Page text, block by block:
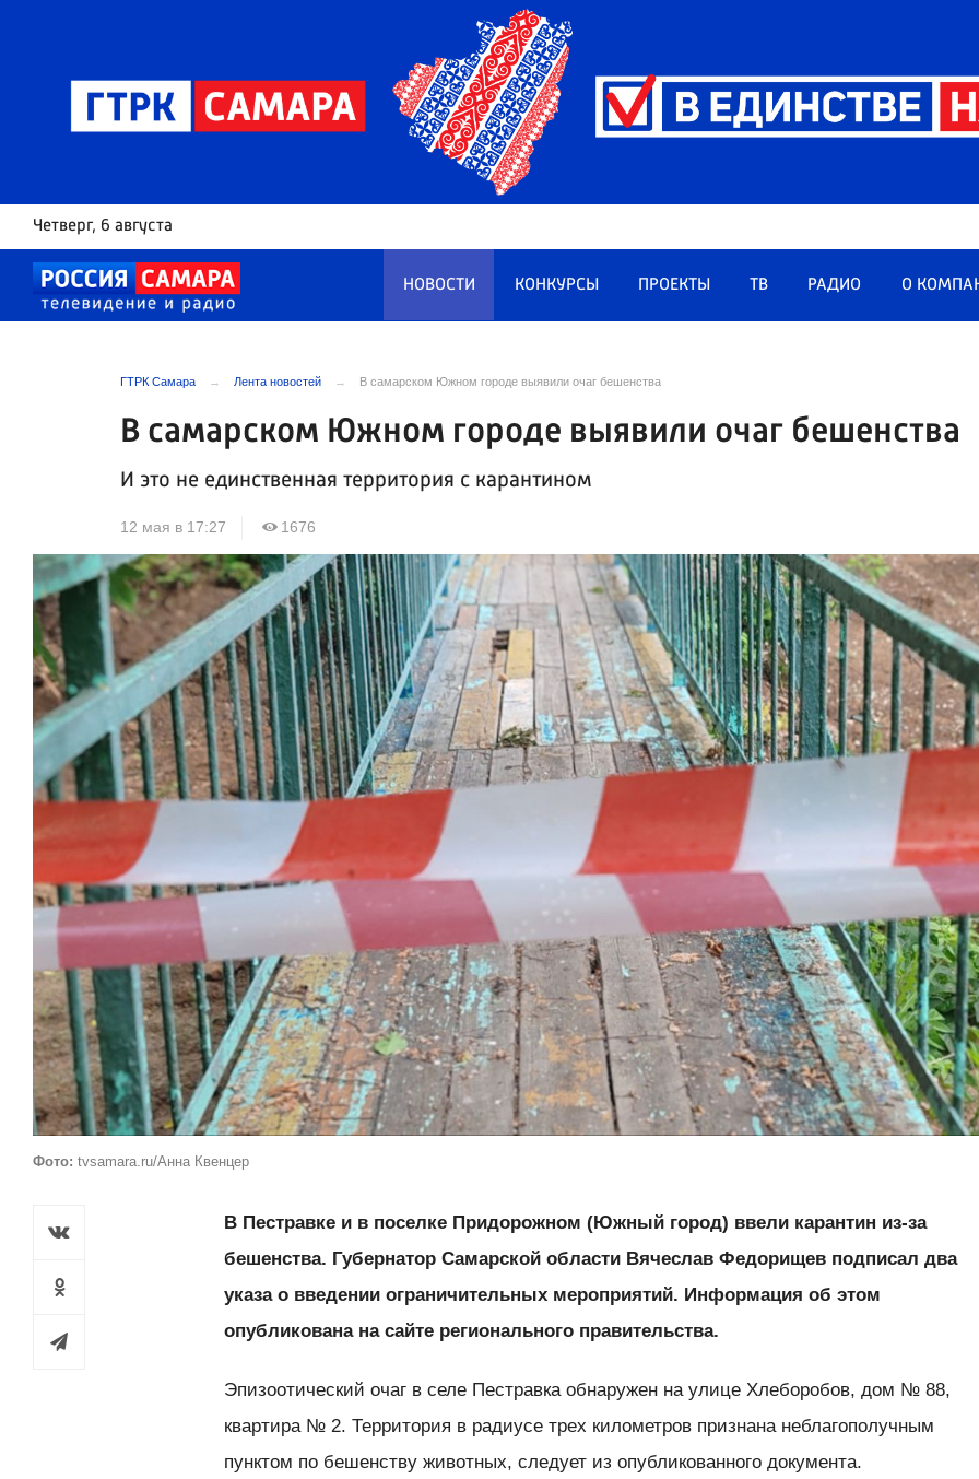
Четверг, 6 августа
НОВОСТИ КОНКУРСЫ ПРОЕКТЫ ТВ РАДИО О
ГТРК Самара Лента новостей В самарском Южном городе выявили очаг бешенства
В самарском Южном городе выявили очаг бешенства
И это не единственная территория с карантином
12 мая в 17:27 1676
Фото: tvsamara.ru/Анна Квенцер
В Пестравке и в поселке Придорожном (Южный город) ввели карантин из-за
бешенства. Губернатор Самарской области Вячеслав Федорищев подписал два
указа о введении ограничительных мероприятий. Информация об этом
опубликована на сайте регионального правительства.
Эпизоотический очаг в селе Пестравка обнаружен на улице Хлеборобов, дом № 88,
квартира № 2. Территория в радиусе трех километров признана неблагополучным
пунктом по бешенству животных, следует из опубликованного документа.